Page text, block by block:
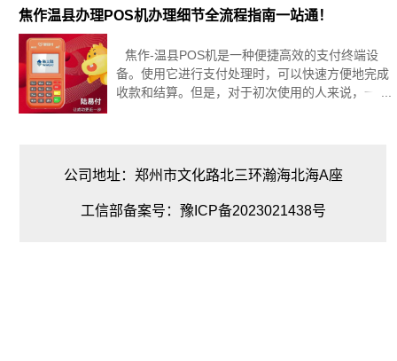
质支付服务，提升您的支付效率
焦作温县办理POS机办理细节全流程指南一站通！
焦作-温县POS机是一种便捷高效的支付终端设
备。使用它进行支付处理时，可以快速方便地完成
收款和结算。但是，对于初次使用的人来说，一些
公司地址：郑州市文化路北三环瀚海北海A座
工信部备案号：豫ICP备2023021438号